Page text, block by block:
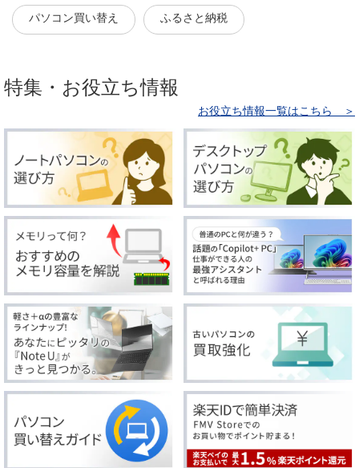
パソコン買い替え ふるさと納税
特集・お役立ち情報
お役立ち情報一覧はこちら ＞